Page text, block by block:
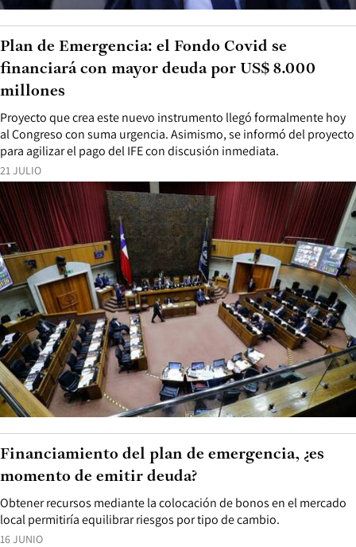
21 JULIO
Proyecto que crea este nuevo instrumento llegó formalmente hoy
al Congreso con suma urgencia. Asimismo, se informó del proyecto
para agilizar el pago del IFE con discusión inmediata.
Plan de Emergencia: el Fondo Covid se
financiará con mayor deuda por US$ 8.000
millones
16 JUNIO
Obtener recursos mediante la colocación de bonos en el mercado
local permitiría equilibrar riesgos por tipo de cambio.
Financiamiento del plan de emergencia, ¿es
momento de emitir deuda?